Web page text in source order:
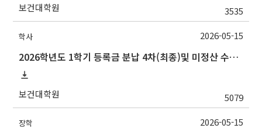
보건대학원 3535
학사
2026학년도 1학기 등록금 분납 4차(최종)및 미정산 수납 및 미납자 제적 예정 안내
보건대학원 5079
2026-05-15
장학 2026-05-15